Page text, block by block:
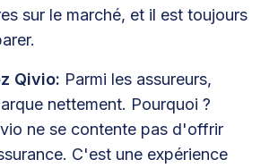
sur le marché, et il est toujours
Qivio: Parmi les assureurs,
nettement. Pourquoi ?
ne se contente pas d'offrir
C'est une expérience